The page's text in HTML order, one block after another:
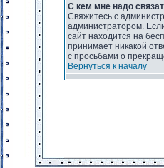
С кем мне надо
Свяжитесь с
администратором.
сайт находится на
принимает никакой
с просьбами о
Вернуться к началу